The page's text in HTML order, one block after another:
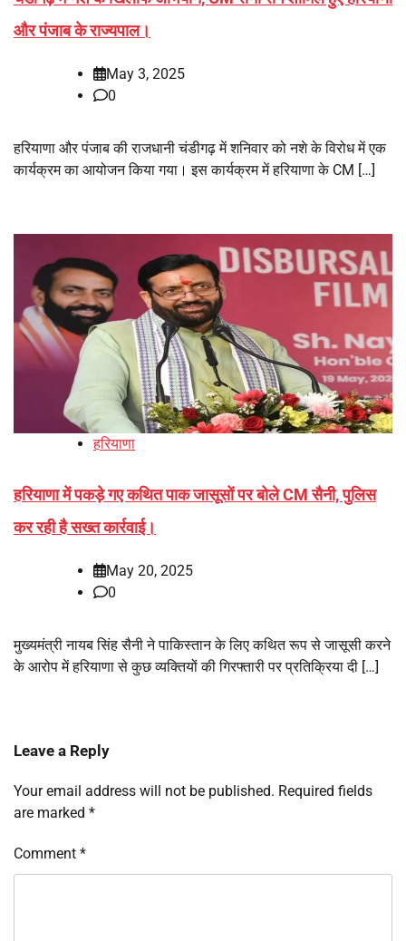
और पंजाब के राज्यपाल।
May 3, 2025
0
हरियाणा और पंजाब की राजधानी चंडीगढ़ में शनिवार को नशे के विरोध में एक
कार्यक्रम का आयोजन किया गया। इस कार्यक्रम में हरियाणा के CM […]
हरियाणा
हरियाणा में पकड़े गए कथित पाक जासूसों पर बोले CM सैनी, पुलिस
कर रही है सख्त कार्रवाई।
May 20, 2025
0
मुख्यमंत्री नायब सिंह सैनी ने पाकिस्तान के लिए कथित रूप से जासूसी करने
के आरोप में हरियाणा से कुछ व्यक्तियों की गिरफ्तारी पर प्रतिक्रिया दी […]
Leave a Reply
Your email address will not be published. Required fields
are marked *
Comment *